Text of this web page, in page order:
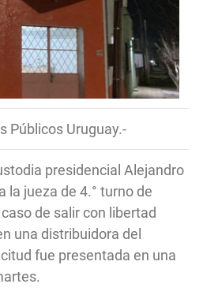
Públicos Uruguay.-
presidencial Alejandro
la jueza de 4.° turno de
de salir con libertad
una distribuidora del
fue presentada en una